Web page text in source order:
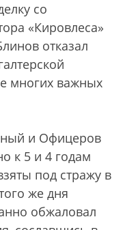
со
«Кировлеса»
отказал
многих важных
и Офицеров
к 5 и 4 годам
под стражу в
же дня
обжаловал